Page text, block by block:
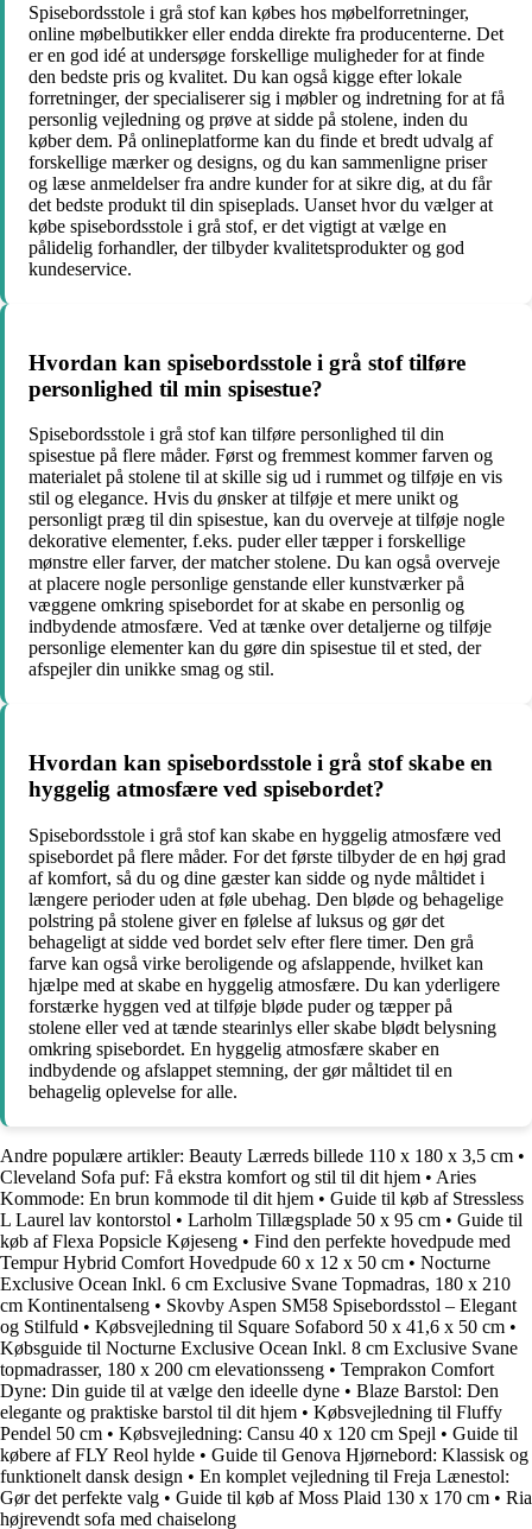
Spisebordsstole i grå stof kan købes hos møbelforretninger,
online møbelbutikker eller endda direkte fra producenterne. Det
er en god idé at undersøge forskellige muligheder for at finde
den bedste pris og kvalitet. Du kan også kigge efter lokale
forretninger, der specialiserer sig i møbler og indretning for at få
personlig vejledning og prøve at sidde på stolene, inden du
køber dem. På onlineplatforme kan du finde et bredt udvalg af
forskellige mærker og designs, og du kan sammenligne priser
og læse anmeldelser fra andre kunder for at sikre dig, at du får
det bedste produkt til din spiseplads. Uanset hvor du vælger at
købe spisebordsstole i grå stof, er det vigtigt at vælge en
pålidelig forhandler, der tilbyder kvalitetsprodukter og god
kundeservice.
Hvordan kan spisebordsstole i grå stof tilføre
personlighed til min spisestue?
Spisebordsstole i grå stof kan tilføre personlighed til din
spisestue på flere måder. Først og fremmest kommer farven og
materialet på stolene til at skille sig ud i rummet og tilføje en vis
stil og elegance. Hvis du ønsker at tilføje et mere unikt og
personligt præg til din spisestue, kan du overveje at tilføje nogle
dekorative elementer, f.eks. puder eller tæpper i forskellige
mønstre eller farver, der matcher stolene. Du kan også overveje
at placere nogle personlige genstande eller kunstværker på
væggene omkring spisebordet for at skabe en personlig og
indbydende atmosfære. Ved at tænke over detaljerne og tilføje
personlige elementer kan du gøre din spisestue til et sted, der
afspejler din unikke smag og stil.
Hvordan kan spisebordsstole i grå stof skabe en
hyggelig atmosfære ved spisebordet?
Spisebordsstole i grå stof kan skabe en hyggelig atmosfære ved
spisebordet på flere måder. For det første tilbyder de en høj grad
af komfort, så du og dine gæster kan sidde og nyde måltidet i
længere perioder uden at føle ubehag. Den bløde og behagelige
polstring på stolene giver en følelse af luksus og gør det
behageligt at sidde ved bordet selv efter flere timer. Den grå
farve kan også virke beroligende og afslappende, hvilket kan
hjælpe med at skabe en hyggelig atmosfære. Du kan yderligere
forstærke hyggen ved at tilføje bløde puder og tæpper på
stolene eller ved at tænde stearinlys eller skabe blødt belysning
omkring spisebordet. En hyggelig atmosfære skaber en
indbydende og afslappet stemning, der gør måltidet til en
behagelig oplevelse for alle.
Andre populære artikler: Beauty Lærreds billede 110 x 180 x 3,5 cm •
Cleveland Sofa puf: Få ekstra komfort og stil til dit hjem • Aries
Kommode: En brun kommode til dit hjem • Guide til køb af Stressless
L Laurel lav kontorstol • Larholm Tillægsplade 50 x 95 cm • Guide til
køb af Flexa Popsicle Køjeseng • Find den perfekte hovedpude med
Tempur Hybrid Comfort Hovedpude 60 x 12 x 50 cm • Nocturne
Exclusive Ocean Inkl. 6 cm Exclusive Svane Topmadras, 180 x 210
cm Kontinentalseng • Skovby Aspen SM58 Spisebordsstol – Elegant
og Stilfuld • Købsvejledning til Square Sofabord 50 x 41,6 x 50 cm •
Købsguide til Nocturne Exclusive Ocean Inkl. 8 cm Exclusive Svane
topmadrasser, 180 x 200 cm elevationsseng • Temprakon Comfort
Dyne: Din guide til at vælge den ideelle dyne • Blaze Barstol: Den
elegante og praktiske barstol til dit hjem • Købsvejledning til Fluffy
Pendel 50 cm • Købsvejledning: Cansu 40 x 120 cm Spejl • Guide til
købere af FLY Reol hylde • Guide til Genova Hjørnebord: Klassisk og
funktionelt dansk design • En komplet vejledning til Freja Lænestol:
Gør det perfekte valg • Guide til køb af Moss Plaid 130 x 170 cm • Ria
højrevendt sofa med chaiselong